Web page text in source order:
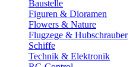
Baustelle
Figuren & Dioramen
Flowers & Nature
Flugzege & Hubschrauber
Schiffe
Technik & Elektronik